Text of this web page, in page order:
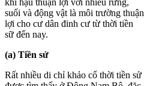
suối và động vật là môi trường thuận
lợi cho cư dân đinh cư từ thời tiền
sữ đến nay.
(a) Tiền sử
Rất nhiều di chỉ khảo cổ thời tiền sử